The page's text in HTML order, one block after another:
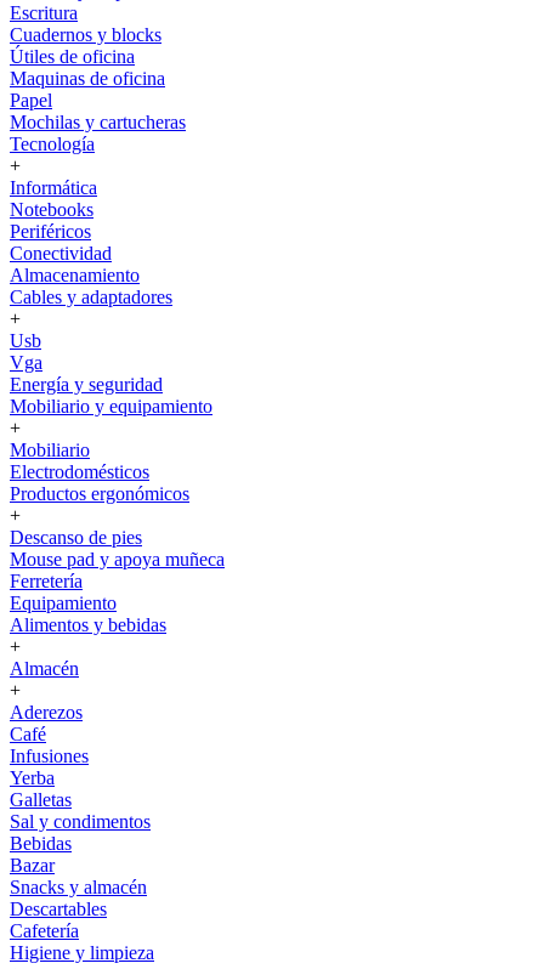
Escritura
Cuadernos y blocks
Útiles de oficina
Maquinas de oficina
Papel
Mochilas y cartucheras
Tecnología
+
Informática
Notebooks
Periféricos
Conectividad
Almacenamiento
Cables y adaptadores
+
Usb
Vga
Energía y seguridad
Mobiliario y equipamiento
+
Mobiliario
Electrodomésticos
Productos ergonómicos
+
Descanso de pies
Mouse pad y apoya muñeca
Ferretería
Equipamiento
Alimentos y bebidas
+
Almacén
+
Aderezos
Café
Infusiones
Yerba
Galletas
Sal y condimentos
Bebidas
Bazar
Snacks y almacén
Descartables
Cafetería
Higiene y limpieza